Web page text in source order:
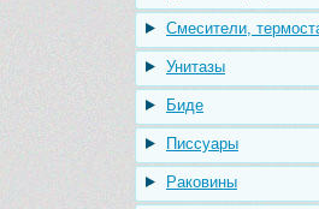
Смесители,
Унитазы
Биде
Писсуары
Раковины